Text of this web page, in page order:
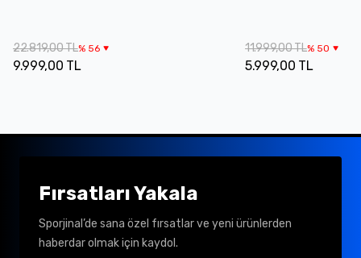
22.819,00 TL% 56
9.999,00 TL
11.999,00 TL% 50
5.999,00 TL
Fırsatları Yakala
Sporjinal’de sana özel fırsatlar ve yeni ürünlerden
haberdar olmak için kaydol.